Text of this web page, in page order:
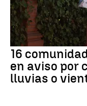
16
en aviso por
lluvias o